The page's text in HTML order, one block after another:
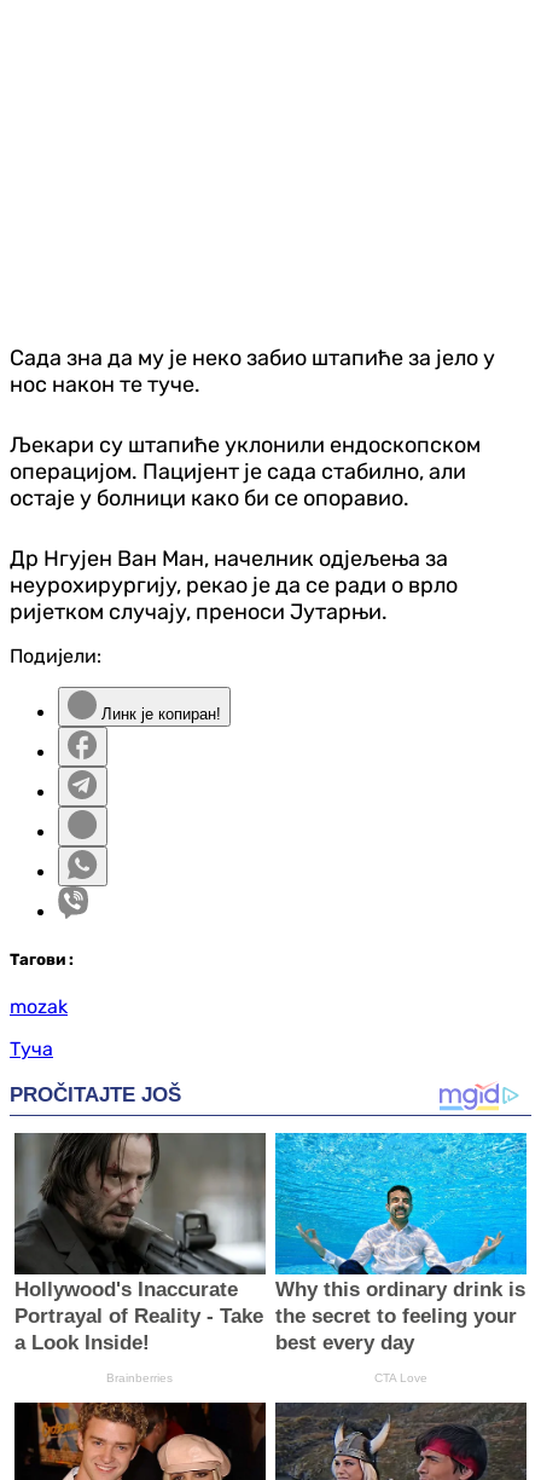
Сада зна да му је неко забио штапиће за јело у
нос након те туче.
Љекари су штапиће уклонили ендоскопском
операцијом. Пацијент је сада стабилно, али
остаје у болници како би се опоравио.
Др Нгујен Ван Ман, начелник одјељења за
неурохирургију, рекао је да се ради о врло
ријетком случају, преноси Јутарњи.
Подијели:
Линк је копиран!
Тагови :
mozak
Туча